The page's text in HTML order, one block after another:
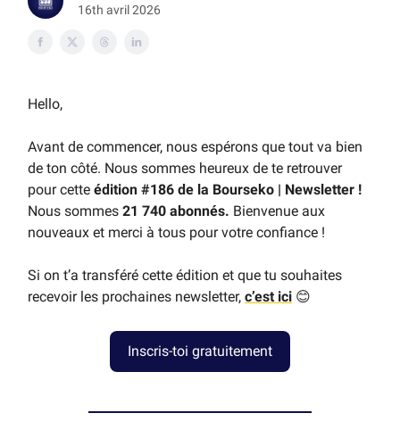
16th avril 2026
Hello,
Avant de commencer, nous espérons que tout va bien
de ton côté. Nous sommes heureux de te retrouver
pour cette édition #186 de la Bourseko | Newsletter !
Nous sommes 21 740 abonnés. Bienvenue aux
nouveaux et merci à tous pour votre confiance !
Si on t’a transféré cette édition et que tu souhaites
recevoir les prochaines newsletter, c’est ici 😊
Inscris-toi gratuitement